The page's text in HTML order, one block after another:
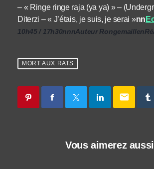
– « Ringe ringe raja (ya ya) » –
Diterzi – « J’étais, je suis, je serai »nn
10h45 / 17h30nnnAuteur
MORT AUX RATS
email
Vous aimerez aussi